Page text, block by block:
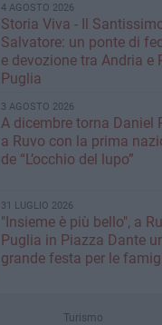
4 AGOSTO 2026
Storia Viva - Il
Salvatore: un ponte di
e devozione tra Andria e
Puglia
3 AGOSTO 2026
A dicembre torna Daniel
a Ruvo con la prima
de “L’occhio del lupo”
31 LUGLIO 2026
"Insieme è più bello", a
Puglia in Piazza Dante
grande festa per le
Turismo